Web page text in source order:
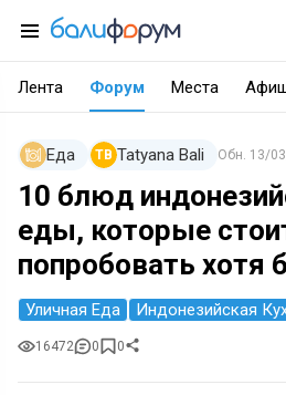
Лента Форум Места
Еда TB Tatyana Bali Обн. 13/
10 блюд
еды, которые
попробовать
Уличная Еда Индонезийская
16472 0 0